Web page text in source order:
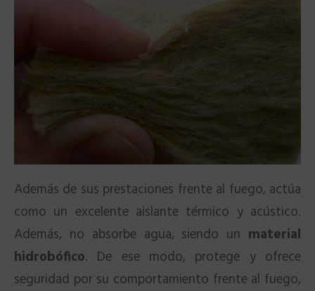
Además de sus prestaciones frente al fuego, actúa
como un excelente aislante térmico y acústico.
Además, no absorbe agua, siendo un material
hidrobófico. De ese modo, protege y ofrece
seguridad por su comportamiento frente al fuego,